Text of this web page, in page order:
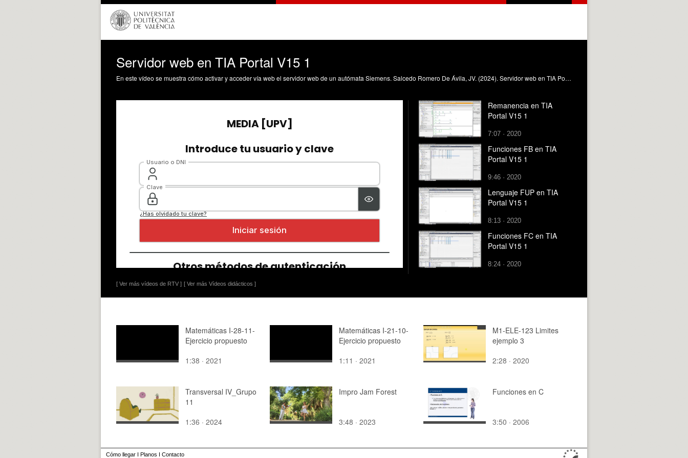
Servidor web en TIA Portal V15 1
En este vídeo se muestra cómo activar y acceder vía web el servidor web de un autómata Siemens. Salcedo Romero De Ávila, JV. (2024). Servidor web en TIA Portal V15 1. Universitat Politècnica de València. https://riunet.upv.es/handle/10251/204862 DER
[ Ver más vídeos de RTV ] [ Ver más Vídeos didácticos ]
Remanencia en TIA
Portal V15 1
7:07 · 2020
Funciones FB en TIA
Portal V15 1
9:46 · 2020
Lenguaje FUP en TIA
Portal V15 1
8:13 · 2020
Funciones FC en TIA
Portal V15 1
8:24 · 2020
Matemáticas I-28-11-
Ejercicio propuesto
1:38 · 2021
Matemáticas I-21-10-
Ejercicio propuesto
1:11 · 2021
M1-ELE-123 Limites
ejemplo 3
2:28 · 2020
Transversal IV_Grupo
11
1:36 · 2024
Impro Jam Forest
3:48 · 2023
Funciones en C
3:50 · 2006
Cómo llegar I Planos I Contacto